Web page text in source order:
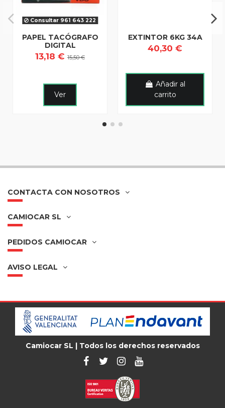
Consultar 961 643 222
PAPEL TACÓGRAFO
DIGITAL
13,18 € 15,50 €
Ver
EXTINTOR 6KG 34A
40,30 €
Añadir al
carrito
CONTACTA CON NOSOTROS
CAMIOCAR SL
PEDIDOS CAMIOCAR
AVISO LEGAL
Camiocar SL | Todos los derechos reservados